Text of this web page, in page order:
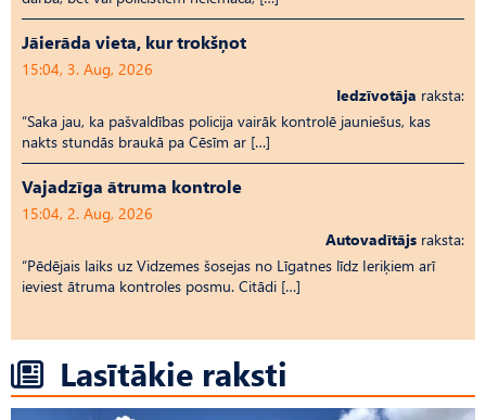
Jāierāda vieta, kur trokšņot
15:04, 3. Aug, 2026
Iedzīvotāja raksta:
“Saka jau, ka pašvaldības policija vairāk kontrolē jauniešus, kas
nakts stundās braukā pa Cēsīm ar […]
Vajadzīga ātruma kontrole
15:04, 2. Aug, 2026
Autovadītājs raksta:
“Pēdējais laiks uz Vid­ze­mes šosejas no Līgatnes līdz Ieriķiem arī
ieviest ātruma kontroles posmu. Citādi […]
Lasītākie raksti